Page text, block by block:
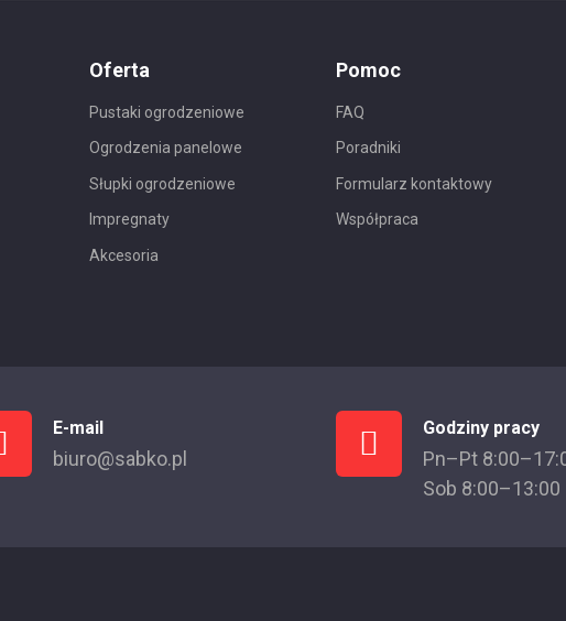
Oferta
Pustaki ogrodzeniowe
Ogrodzenia panelowe
Słupki ogrodzeniowe
Impregnaty
Akcesoria
Pomoc
FAQ
Poradniki
Formularz kontaktowy
Współpraca
E-mail
biuro@sabko.pl
Godziny pracy
Pn–Pt
Sob 8:00–13:00